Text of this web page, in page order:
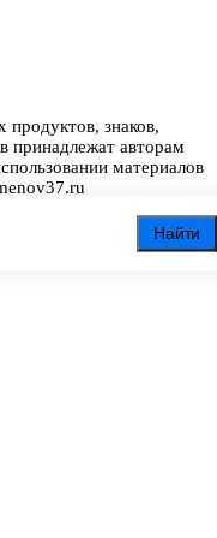
Найти
знаков,
принадлежат авторам
материалов